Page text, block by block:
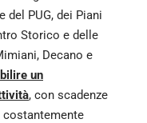
PUG, dei Piani
Storico e delle
Decano e
un
, con scadenze
costantemente